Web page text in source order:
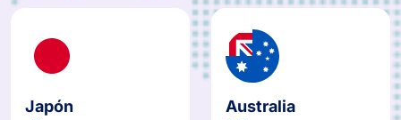
Japón Australia